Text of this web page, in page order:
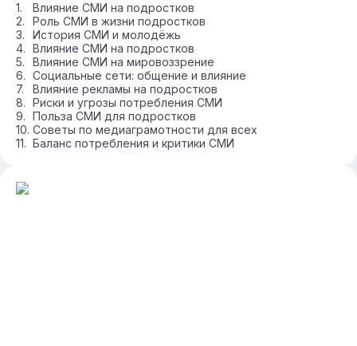
Влияние СМИ на подростков
Роль СМИ в жизни подростков
История СМИ и молодёжь
Влияние СМИ на подростков
Влияние СМИ на мировоззрение
Социальные сети: общение и влияние
Влияние рекламы на подростков
Риски и угрозы потребления СМИ
Польза СМИ для подростков
Советы по медиаграмотности для всех
Баланс потребления и критики СМИ